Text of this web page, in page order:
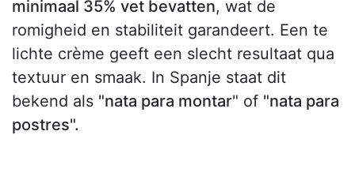
minimaal 35% vet bevatten, wat de
romigheid en stabiliteit garandeert. Een te
lichte crème geeft een slecht resultaat qua
textuur en smaak. In Spanje staat dit
bekend als "nata para montar" of "nata para
postres".